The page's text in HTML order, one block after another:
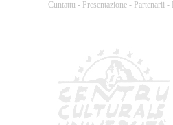
Cuntattu - Presentazione - Partenarii -